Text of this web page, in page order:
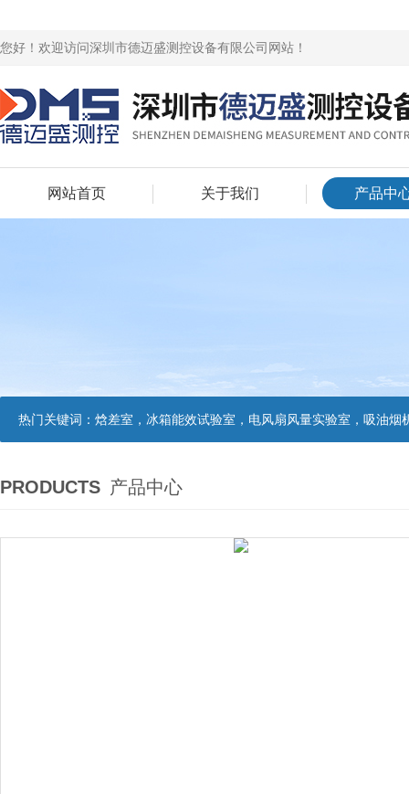
您好！欢迎访问深圳市德迈盛测控设备有限公司网站！
网站首页 关于我们 产品中
热门关键词： 焓差室，冰箱能效试验室，电风扇风量实验室，吸油烟机油脂分离度试验装置，吸油烟机空气性能试验装置，吸油烟机气味
PRODUCTS 产品中心